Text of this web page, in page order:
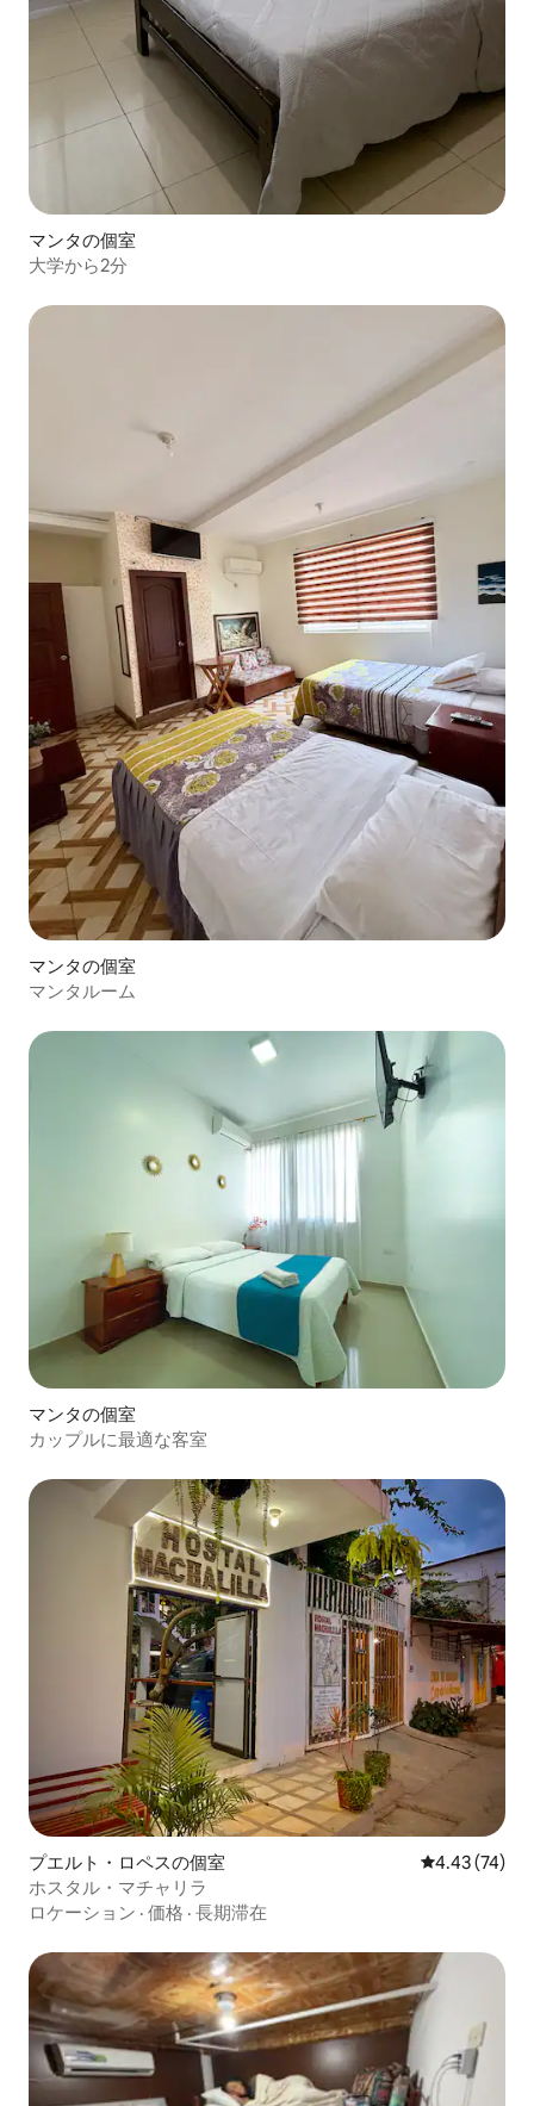
マンタの個室
大学から2分
マンタの個室
マンタルーム
マンタの個室
カップルに最適な客室
プエルト・ロペスの個室 レビュー74
4.43 (74)
ホスタル・マチャリラ
ロケーション · 価格 · 長期滞在